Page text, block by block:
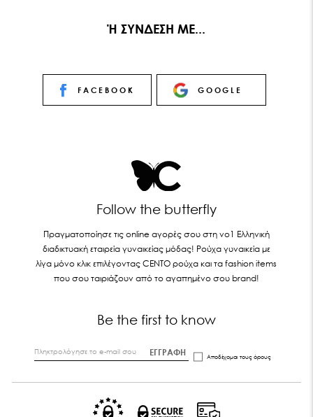
Ή ΣΥΝΔΕΣΗ ΜΕ...
FACEBOOK GOOGLE
Follow the butterfly
Πραγματοποίησε τις online αγορές σου στη νο1 Ελληνική
διαδικτυακή εταιρεία γυναικείας μόδας! Ρούχα γυναικεία με
λίγα μόνο κλικ επιλέγοντας CENTO ρούχα και τα fashion items
που σου ταιριάζουν από το αγαπημένο σου brand!
Be the first to know
ΕΓΓΡΑΦΗ Αποδέχομαι τους όρους